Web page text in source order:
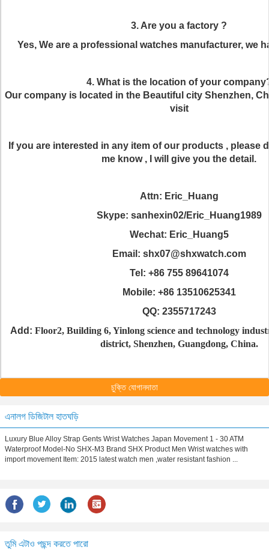
3. Are you a factory ?
Yes, We are a professional watches manufacturer, we
4. What is the location of your
Our company is located in the Beautiful city Shenzhen,
visit
If you are interested in any item of our products , please
me know , I will give you the detail.
Attn: Eric_Huang
Skype: sanhexin02/Eric_Huang1989
Wechat: Eric_Huang5
Email: shx07@shxwatch.com
Tel: +86 755 89641074
Mobile: +86 13510625341
QQ: 2355717243
Add: Floor2, Building 6, Yinlong science and technology
district, Shenzhen, Guangdong, China.
চুক্তি যোগানদাতা
এনালগ ডিজিটাল হাতঘড়ি
Luxury Blue Alloy Strap Gents Wrist Watches Japan Movement 1 - 30 ATM
Waterproof Model-No SHX-M3 Brand SHX Product Men Wrist watches with
import movement Item: 2015 latest watch men ,water resistant fashion ...
তুমি এটাও পছন্দ করতে পারো